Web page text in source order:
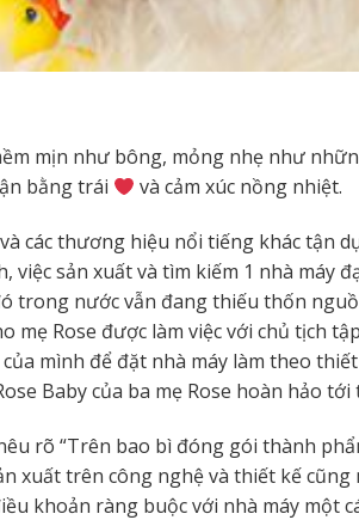
mịn như bông, mỏng nhẹ như
bằng trái
và cảm xúc nồng nhiệt.
các thương hiệu nổi tiếng khác tận
việc sản xuất và tìm kiếm 1 nhà
trong nước vẫn đang thiếu thốn
mẹ Rose được làm việc với chủ tịch
mình để đặt nhà máy làm theo
Baby của ba mẹ Rose hoàn hảo
rõ “Trên bao bì đóng gói thành
xuất trên công nghệ và thiết kế cũng
khoản ràng buộc với nhà máy một